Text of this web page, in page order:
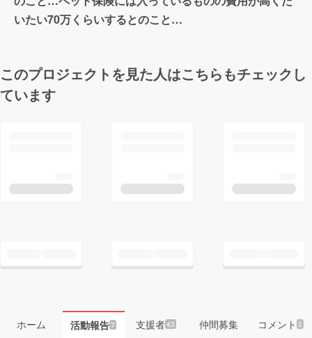
いたい70万くらいするとのこと…
このプロジェクトを見た人はこちらもチェックし
ています
ホーム 活動報告7 支援者43 仲間募集 コメント2